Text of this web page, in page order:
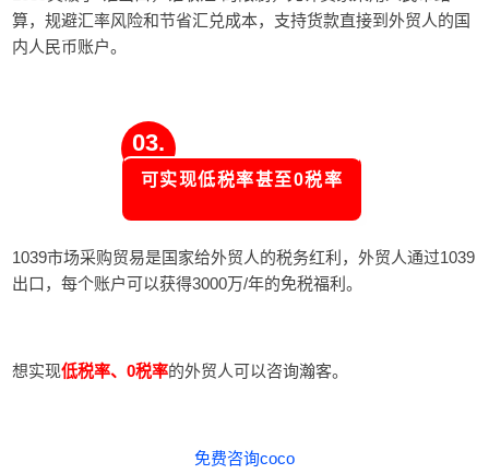
算，规避汇率风险和节省汇兑成本，支持货款直接到外贸人的国
内人民币账户。
03.
可实现低税率甚至0税率
1039市场采购贸易是国家给外贸人的税务红利，外贸人通过1039
出口，每个账户可以获得3000万/年的免税福利。
想实现低税率、0税率的外贸人可以咨询瀚客。
免费咨询coco